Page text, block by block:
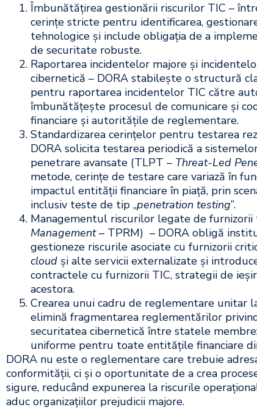
Îmbunătățirea gestionării riscurilor TIC –
cerințe stricte pentru identificarea,
tehnologice și include obligația de a
de securitate robuste.
Raportarea incidentelor majore și
cibernetică – DORA stabilește o structură
pentru raportarea incidentelor TIC către
îmbunătățește procesul de comunicare și
financiare și autoritățile de reglementare.
Standardizarea cerințelor pentru testarea
DORA solicita testarea periodică a
penetrare avansate (TLPT – Threat-Led
metode, cerințe de testare care variază în
impactul entității financiare în piață, prin
inclusiv teste de tip „penetration testing”.
Managementul riscurilor legate de furnizorii
Management– TPRM) – DORA obligă
gestioneze riscurile asociate cu furnizorii
cloud și alte servicii externalizate și
contractele cu furnizorii TIC, strategii de
acestora.
Crearea unui cadru de reglementare unitar
elimină fragmentarea reglementărilor
securitatea cibernetică între statele
uniforme pentru toate entitățile financiare
DORA nu este o reglementare care trebuie
conformității, ci și o oportunitate de a crea
sigure, reducând expunerea la riscurile
aduc organizațiilor prejudicii majore.